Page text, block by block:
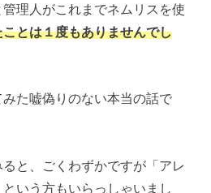
理人がこれまでネムリスを使
とは１度もありませんでし
た嘘偽りのない本当の話で
と、ごくわずかですが「アレ
いう方もいらっしゃいまし